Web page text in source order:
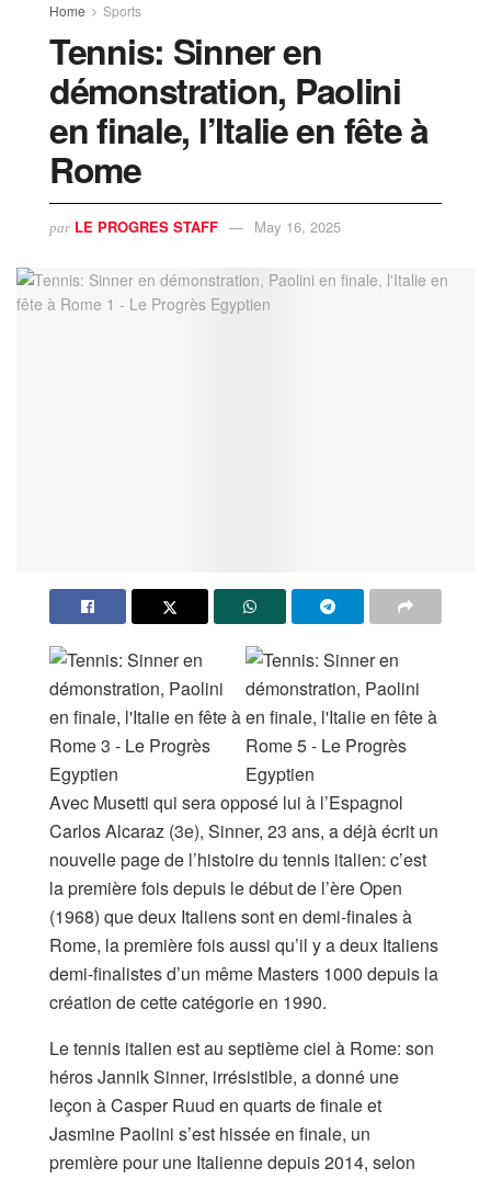
Home Sports
Tennis: Sinner en
démonstration, Paolini
en finale, l’Italie en fête à
Rome
par LE PROGRES STAFF May 16, 2025
Avec Musetti qui sera opposé lui à l’Espagnol
Carlos Alcaraz (3e), Sinner, 23 ans, a déjà écrit un
nouvelle page de l’histoire du tennis italien: c’est
la première fois depuis le début de l’ère Open
(1968) que deux Italiens sont en demi-finales à
Rome, la première fois aussi qu’il y a deux Italiens
demi-finalistes d’un même Masters 1000 depuis la
création de cette catégorie en 1990.
Le tennis italien est au septième ciel à Rome: son
héros Jannik Sinner, irrésistible, a donné une
leçon à Casper Ruud en quarts de finale et
Jasmine Paolini s’est hissée en finale, un
première pour une Italienne depuis 2014, selon